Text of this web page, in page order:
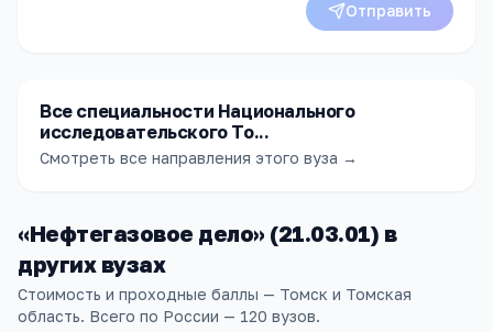
Отправить
Все специальности Национального
исследовательского То...
Смотреть все направления этого вуза →
«Нефтегазовое дело» (21.03.01) в
других вузах
Стоимость и проходные баллы — Томск и Томская
область. Всего по России — 120 вузов.